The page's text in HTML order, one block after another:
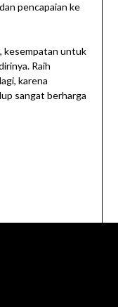
pencapaian ke
kesempatan untuk
Raih
karena
sangat berharga